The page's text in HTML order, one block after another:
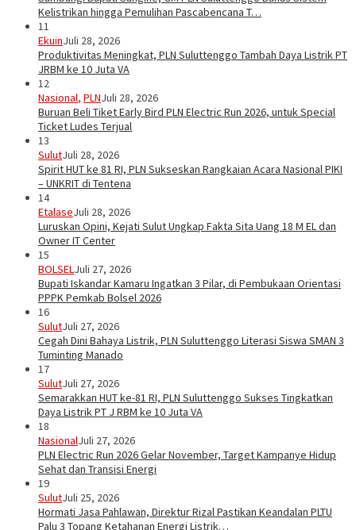
Kelistrikan hingga Pemulihan Pascabencana T…
11
EkuinJuli 28, 2026
Produktivitas Meningkat, PLN Suluttenggo Tambah Daya Listrik PT
JRBM ke 10 Juta VA
12
Nasional, PLNJuli 28, 2026
Buruan Beli Tiket Early Bird PLN Electric Run 2026, untuk Special
Ticket Ludes Terjual
13
SulutJuli 28, 2026
Spirit HUT ke 81 RI, PLN Sukseskan Rangkaian Acara Nasional PIKI
– UNKRIT di Tentena
14
EtalaseJuli 28, 2026
Luruskan Opini, Kejati Sulut Ungkap Fakta Sita Uang 18 M EL dan
Owner IT Center
15
BOLSELJuli 27, 2026
Bupati Iskandar Kamaru Ingatkan 3 Pilar, di Pembukaan Orientasi
PPPK Pemkab Bolsel 2026
16
SulutJuli 27, 2026
Cegah Dini Bahaya Listrik, PLN Suluttenggo Literasi Siswa SMAN 3
Tuminting Manado
17
SulutJuli 27, 2026
Semarakkan HUT ke-81 RI, PLN Suluttenggo Sukses Tingkatkan
Daya Listrik PT J RBM ke 10 Juta VA
18
NasionalJuli 27, 2026
PLN Electric Run 2026 Gelar November, Target Kampanye Hidup
Sehat dan Transisi Energi
19
SulutJuli 25, 2026
Hormati Jasa Pahlawan, Direktur Rizal Pastikan Keandalan PLTU
Palu 3 Topang Ketahanan Energi Listrik…